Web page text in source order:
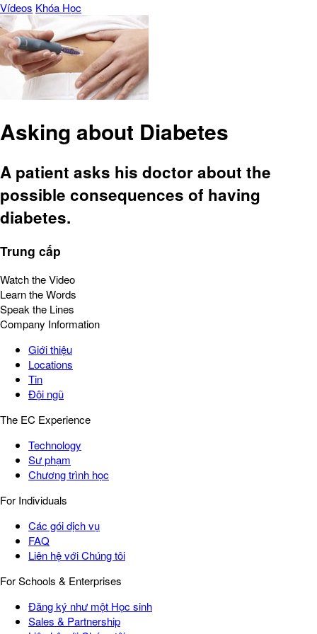
Vídeos Khóa Học
Asking about Diabetes
A patient asks his doctor about the
possible consequences of having
diabetes.
Trung cấp
Watch the Video
Learn the Words
Speak the Lines
Company Information
Giới thiệu
Locations
Tin
Đội ngũ
The EC Experience
Technology
Sư phạm
Chương trình học
For Individuals
Các gói dịch vụ
FAQ
Liên hệ với Chúng tôi
For Schools & Enterprises
Đăng ký như một Học sinh
Sales & Partnership